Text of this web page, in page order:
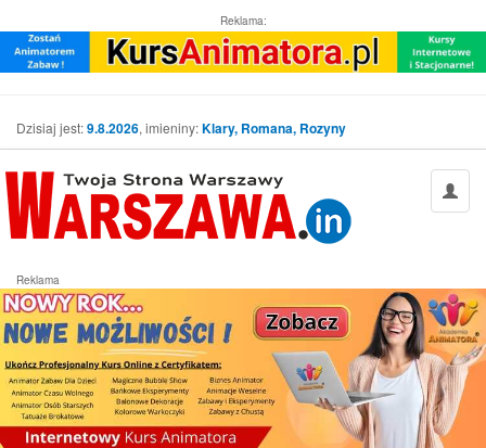
Reklama:
Dzisiaj jest:9.8.2026, imieniny:Klary, Romana, Rozyny
Reklama